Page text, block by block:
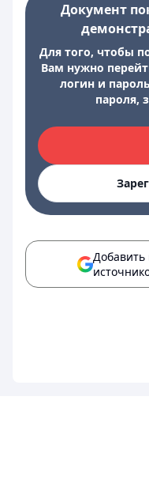
Документ
Для того, чтобы
Вам нужно
логин и
пароля,
Добавить